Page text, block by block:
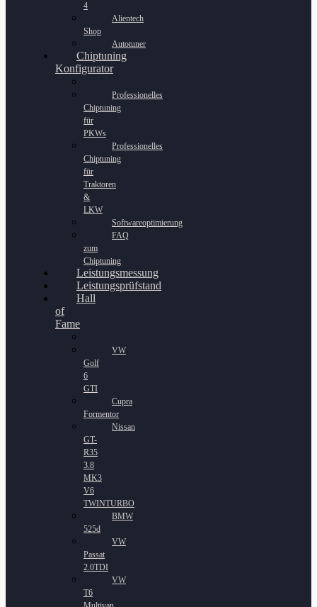
4
Alientech
Shop
Autotuner
Chiptuning
Konfigurator
Professionelles
Chiptuning
für
PKWs
Professionelles
Chiptuning
für
Traktoren
&
LKW
Softwareoptimierung
FAQ
zum
Chiptuning
Leistungsmessung
Leistungsprüfstand
Hall
of
Fame
VW
Golf
6
GTI
Cupra
Formentor
Nissan
GT-
R35
3.8
MK3
V6
TWINTURBO
BMW
525d
VW
Passat
2.0TDI
VW
T6